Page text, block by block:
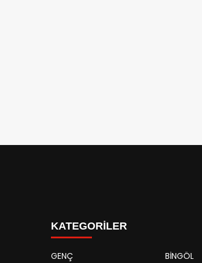
KATEGORİLER
GENÇ
BİNGÖL